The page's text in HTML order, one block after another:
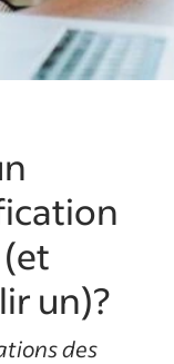
un)?
des